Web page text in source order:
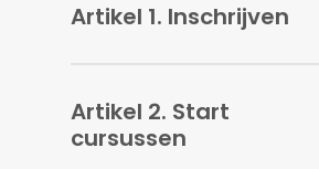
Artikel 1. Inschrijven
Artikel 2. Start
cursussen